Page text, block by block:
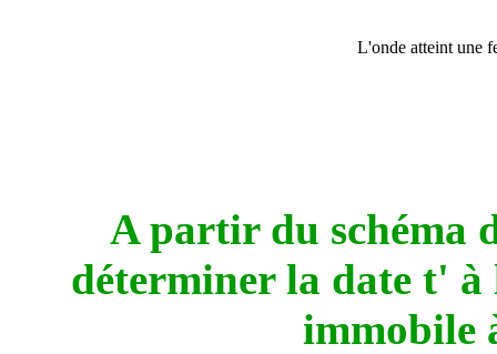
L'onde atteint une
A partir du schéma
déterminer la date t' à
immobile